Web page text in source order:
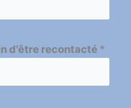
d'être recontacté *